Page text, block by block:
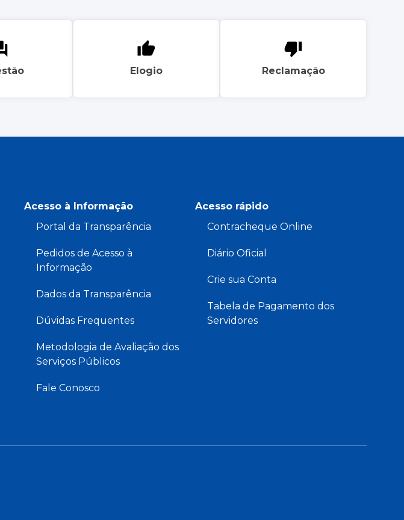
Elogio Reclamação
Acesso à Informação
Portal da Transparência
Pedidos de Acesso à
Informação
Dados da Transparência
Dúvidas Frequentes
Metodologia de Avaliação dos
Serviços Públicos
Fale Conosco
Acesso rápido
Contracheque Online
Diário Oficial
Crie sua Conta
Tabela de Pagamento dos
Servidores